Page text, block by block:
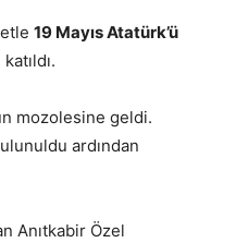
19 Mayıs Atatürk’ü
mozolesine geldi.
ardından
Anıtkabir Özel